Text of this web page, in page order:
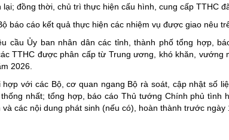
đồng thời, chủ trì thực hiện cấu hình, cung cấp TTHC
báo cáo kết quả thực hiện các nhiệm vụ được giao nêu
cầu Ủy ban nhân dân các tỉnh, thành phố tổng hợp,
TTHC được phân cấp từ Trung ương, khó khăn, vướng
2026.
với các Bộ, cơ quan ngang Bộ rà soát, cập nhật số
nhất; tổng hợp, báo cáo Thủ tướng Chính phủ tình
các nội dung phát sinh (nếu có), hoàn thành trước ngày